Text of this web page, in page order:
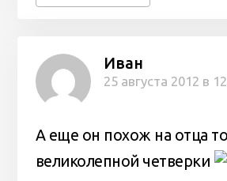
Иван
25 августа 2012 в
А еще он похож на отца
великолепной четверки